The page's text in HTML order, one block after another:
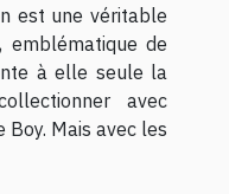
est une véritable
emblématique de
à elle seule la
avec
Boy. Mais avec les